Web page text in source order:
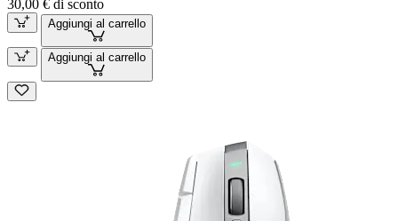
30,00 € di sconto
Aggiungi al carrello
Aggiungi al carrello